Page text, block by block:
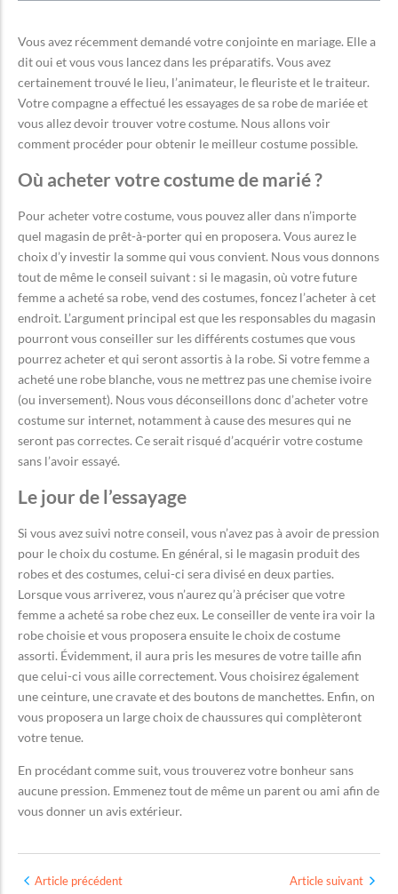
Vous avez récemment demandé votre conjointe en mariage. Elle a
dit oui et vous vous lancez dans les préparatifs. Vous avez
certainement trouvé le lieu, l’animateur, le fleuriste et le traiteur.
Votre compagne a effectué les essayages de sa robe de mariée et
vous allez devoir trouver votre costume. Nous allons voir
comment procéder pour obtenir le meilleur costume possible.
Où acheter votre costume de marié ?
Pour acheter votre costume, vous pouvez aller dans n’importe
quel magasin de prêt-à-porter qui en proposera. Vous aurez le
choix d’y investir la somme qui vous convient. Nous vous donnons
tout de même le conseil suivant : si le magasin, où votre future
femme a acheté sa robe, vend des costumes, foncez l’acheter à cet
endroit. L’argument principal est que les responsables du magasin
pourront vous conseiller sur les différents costumes que vous
pourrez acheter et qui seront assortis à la robe. Si votre femme a
acheté une robe blanche, vous ne mettrez pas une chemise ivoire
(ou inversement). Nous vous déconseillons donc d’acheter votre
costume sur internet, notamment à cause des mesures qui ne
seront pas correctes. Ce serait risqué d’acquérir votre costume
sans l’avoir essayé.
Le jour de l’essayage
Si vous avez suivi notre conseil, vous n’avez pas à avoir de pression
pour le choix du costume. En général, si le magasin produit des
robes et des costumes, celui-ci sera divisé en deux parties.
Lorsque vous arriverez, vous n’aurez qu’à préciser que votre
femme a acheté sa robe chez eux. Le conseiller de vente ira voir la
robe choisie et vous proposera ensuite le choix de costume
assorti. Évidemment, il aura pris les mesures de votre taille afin
que celui-ci vous aille correctement. Vous choisirez également
une ceinture, une cravate et des boutons de manchettes. Enfin, on
vous proposera un large choix de chaussures qui complèteront
votre tenue.
En procédant comme suit, vous trouverez votre bonheur sans
aucune pression. Emmenez tout de même un parent ou ami afin de
vous donner un avis extérieur.
Article précédent Article suivant